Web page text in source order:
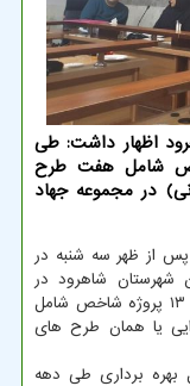
اظهار داشت: طی
فجر ۱۳ پروژه شاخص شامل هفت طرح
در مجموعه جهاد
پس از ظهر سه شنبه در
شهرستان شاهرود در
مجموعه جهاد کشاورزی این شهرستان از افتتاح ۱۳ پروژه شاخص شامل
یا همان طرح های
بهره برداری طی دهه